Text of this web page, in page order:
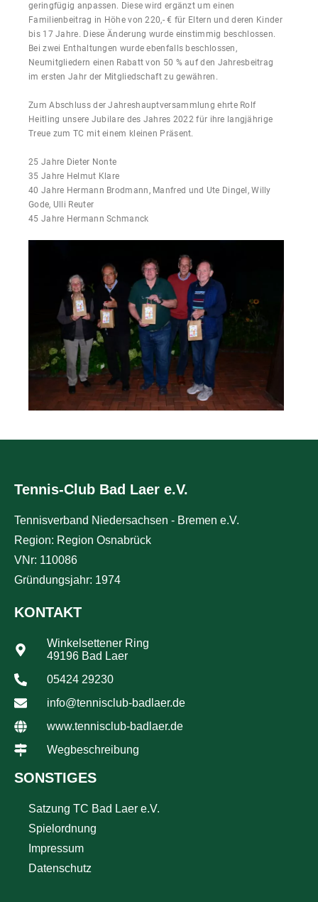
geringfügig anpassen. Diese wird ergänzt um einen
Familienbeitrag in Höhe von 220,- € für Eltern und deren Kinder
bis 17 Jahre. Diese Änderung wurde einstimmig beschlossen.
Bei zwei Enthaltungen wurde ebenfalls beschlossen,
Neumitgliedern einen Rabatt von 50 % auf den Jahresbeitrag
im ersten Jahr der Mitgliedschaft zu gewähren.
Zum Abschluss der Jahreshauptversammlung ehrte Rolf
Heitling unsere Jubilare des Jahres 2022 für ihre langjährige
Treue zum TC mit einem kleinen Präsent.
25 Jahre Dieter Nonte
35 Jahre Helmut Klare
40 Jahre Hermann Brodmann, Manfred und Ute Dingel, Willy
Gode, Ulli Reuter
45 Jahre Hermann Schmanck
Tennis-Club Bad Laer e.V.
Tennisverband Niedersachsen - Bremen e.V.
Region: Region Osnabrück
VNr: 110086
Gründungsjahr: 1974
KONTAKT
Winkelsettener Ring
49196 Bad Laer
05424 29230
info@tennisclub-badlaer.de
www.tennisclub-badlaer.de
Wegbeschreibung
SONSTIGES
Satzung TC Bad Laer e.V.
Spielordnung
Impressum
Datenschutz